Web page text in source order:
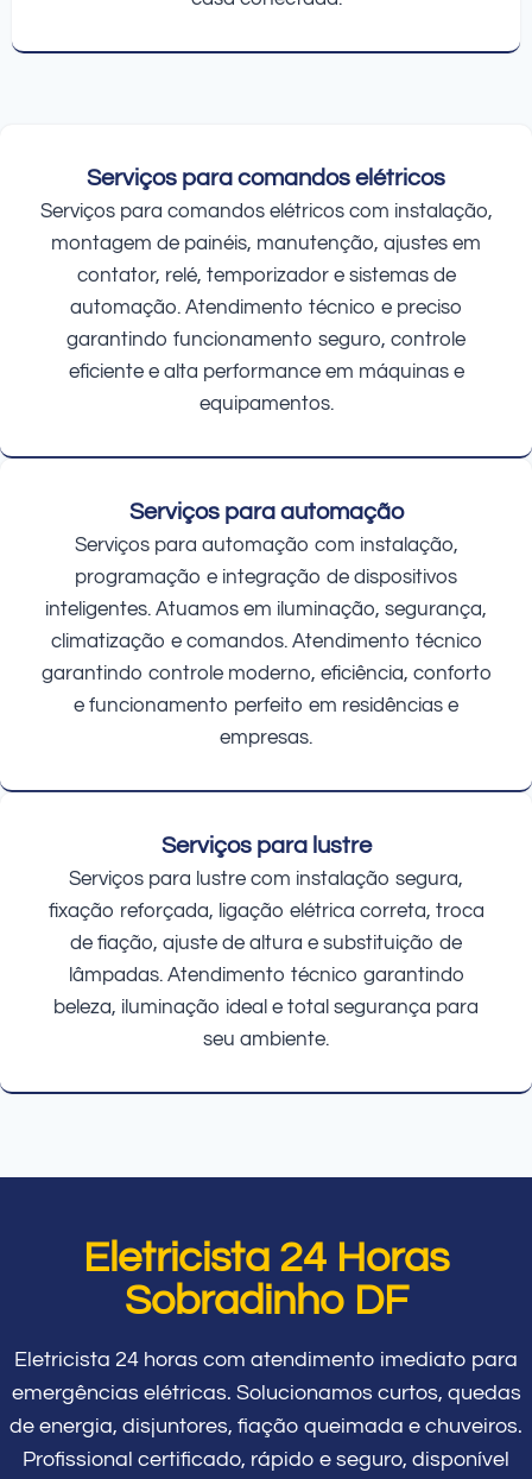
Serviços para comandos elétricos
Serviços para comandos elétricos com instalação,
montagem de painéis, manutenção, ajustes em
contator, relé, temporizador e sistemas de
automação. Atendimento técnico e preciso
garantindo funcionamento seguro, controle
eficiente e alta performance em máquinas e
equipamentos.
Serviços para automação
Serviços para automação com instalação,
programação e integração de dispositivos
inteligentes. Atuamos em iluminação, segurança,
climatização e comandos. Atendimento técnico
garantindo controle moderno, eficiência, conforto
e funcionamento perfeito em residências e
empresas.
Serviços para lustre
Serviços para lustre com instalação segura,
fixação reforçada, ligação elétrica correta, troca
de fiação, ajuste de altura e substituição de
lâmpadas. Atendimento técnico garantindo
beleza, iluminação ideal e total segurança para
seu ambiente.
Eletricista 24 Horas
Sobradinho DF
Eletricista 24 horas com atendimento imediato para
emergências elétricas. Solucionamos curtos, quedas
de energia, disjuntores, fiação queimada e chuveiros.
Profissional certificado, rápido e seguro, disponível